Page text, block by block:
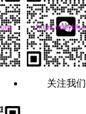
关注我们